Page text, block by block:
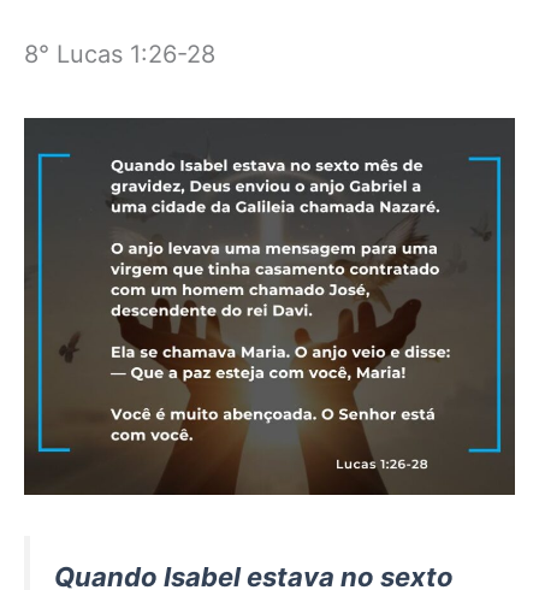
8° Lucas 1:26-28
Quando Isabel estava no sexto